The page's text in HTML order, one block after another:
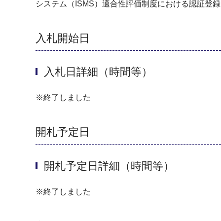
システム（ISMS）適合性評価制度における認証登録
入札開始日
入札日詳細（時間等）
※終了しました
開札予定日
開札予定日詳細（時間等）
※終了しました